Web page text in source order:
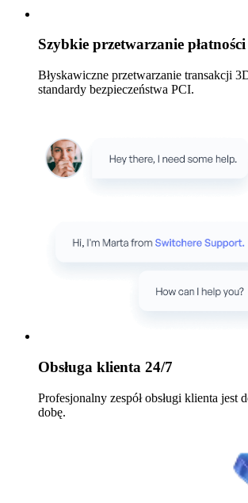
Szybkie przetwarzanie płatności
Błyskawiczne przetwarzanie transakcji
standardy bezpieczeństwa PCI.
Obsługa klienta 24/7
Profesjonalny zespół obsługi klienta jest
dobę.